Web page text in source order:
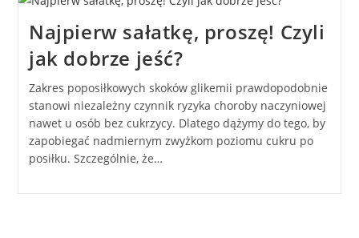
Najpierw sałatkę, proszę! Czyli
jak dobrze jeść?
Zakres poposiłkowych skoków glikemii prawdopodobnie
stanowi niezależny czynnik ryzyka choroby naczyniowej
nawet u osób bez cukrzycy. Dlatego dążymy do tego, by
zapobiegać nadmiernym zwyżkom poziomu cukru po
posiłku. Szczególnie, że…